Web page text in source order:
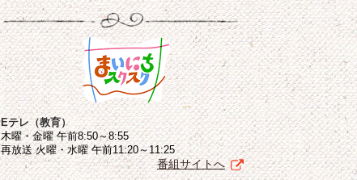
Eテレ（教育）
木曜・金曜 午前8:50～8:55
再放送 火曜・水曜 午前11:20～11:25
番組サイトへ